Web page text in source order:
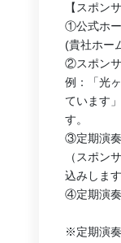
【スポン
①公式ホー
(貴社ホー
②スポン
例：「光
ています
す。
③定期演奏
（スポン
込みします
④定期演
※定期演